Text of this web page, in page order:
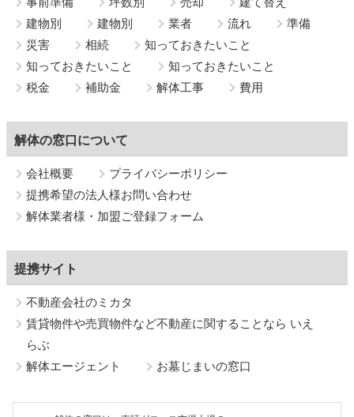
建物別
建物別 業者 流れ
準備
災害
相続
知っておきたいこと
知っておきたいこと
知っておきたいこと
税金
補助金 解体工事 費用
解体の窓口について
会社概要
プライバシーポリシー
提携希望の法人様お問い合わせ
解体業者様・加盟ご登録フォーム
提携サイト
不動産会社のミカタ
賃貸物件や売買物件など不動産に関することなら いえ
らぶ
解体エージェント
お墓じまいの窓口